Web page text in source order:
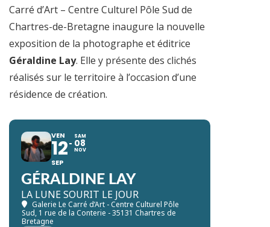
Carré d’Art – Centre Culturel Pôle Sud de
Chartres-de-Bretagne inaugure la nouvelle
exposition de la photographe et éditrice
Géraldine Lay. Elle y présente des clichés
réalisés sur le territoire à l’occasion d’une
résidence de création.
VEN
12
SEP
SAM
08
NOV
GÉRALDINE LAY
LA LUNE SOURIT LE JOUR
Galerie Le Carré d’Art - Centre Culturel Pôle
Sud, 1 rue de la Conterie - 35131 Chartres de
Bretagne